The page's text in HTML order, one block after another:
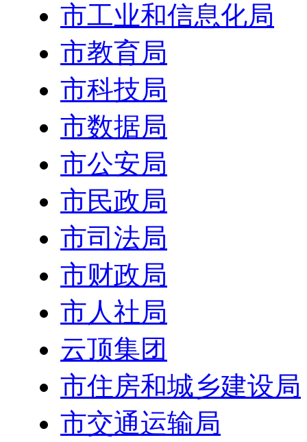
市工业和信息化局
市教育局
市科技局
市数据局
市公安局
市民政局
市司法局
市财政局
市人社局
云顶集团
市住房和城乡建设局
市交通运输局